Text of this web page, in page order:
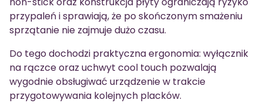
przypaleń i sprawiają, że po skończonym smażeniu
sprzątanie nie zajmuje dużo czasu.
Do tego dochodzi praktyczna ergonomia: wyłącznik
na rączce oraz uchwyt cool touch pozwalają
wygodnie obsługiwać urządzenie w trakcie
przygotowywania kolejnych placków.